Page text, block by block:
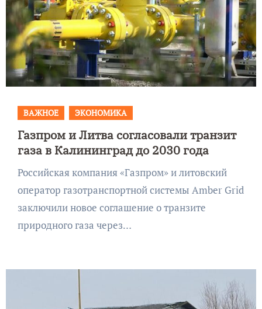
ВАЖНОЕ ЭКОНОМИКА
Газпром и Литва согласовали транзит
газа в Калининград до 2030 года
Российская компания «Газпром» и литовский
оператор газотранспортной системы Amber Grid
заключили новое соглашение о транзите
природного газа через…